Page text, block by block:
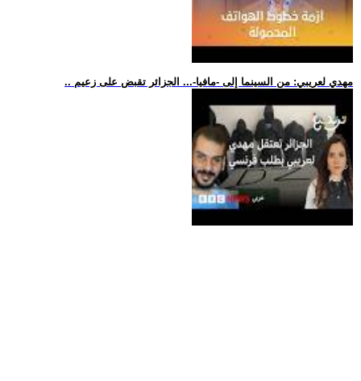
.. مهدي لعريبي: من السينما إلى -مافيا-... الجزائر تقبض على زعيم